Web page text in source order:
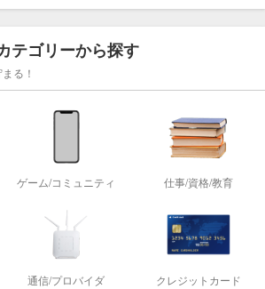
テゴリーから探す
る！
ゲーム/コミュニティ 仕事/資格/教育
通信/プロバイダ クレジットカード